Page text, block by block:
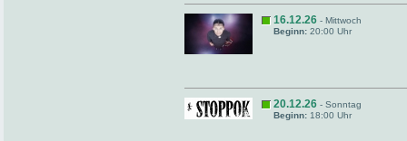
16.12.26 - Mittwoch
Beginn: 20:00 Uhr
20.12.26 - Sonntag
Beginn: 18:00 Uhr